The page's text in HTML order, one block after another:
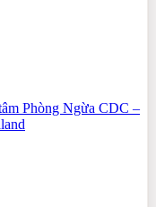
Phòng Ngừa CDC –